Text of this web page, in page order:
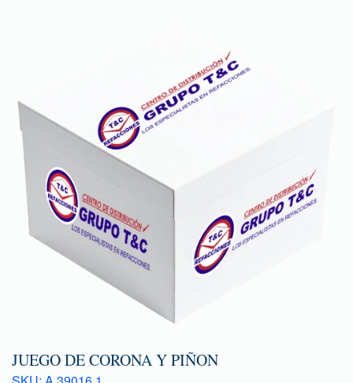
JUEGO DE CORONA Y PIÑON